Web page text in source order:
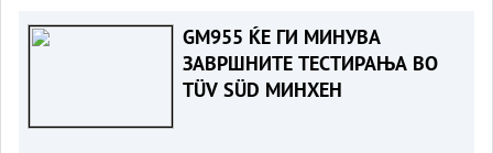
GM955 ЌЕ ГИ МИНУВА
ЗАВРШНИТЕ ТЕСТИРАЊА ВО
TÜV SÜD МИНХЕН